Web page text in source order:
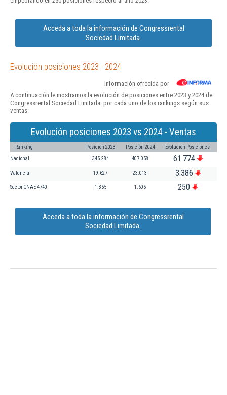
Acceda a toda la información de Congressrental
Sociedad Limitada.
Evolución posiciones 2023 - 2024
Información ofrecida por
A continuación le mostramos la evolución de posiciones entre 2023 y 2024 de
Congressrental Sociedad Limitada. por cada uno de los rankings según sus
ventas:
Evolución posiciones 2023 vs 2024 - Ventas
Ranking Posición 2023 Posición 2024 Evolución Posiciones
Nacional 345.284 407.058 61.774
Valencia 19.627 23.013 3.386
Sector CNAE 4740 1.355 1.605 250
Acceda a toda la información de Congressrental
Sociedad Limitada.